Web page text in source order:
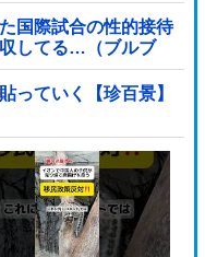
国際試合の性的接待
してる…（ブルブ
っていく【珍百景】